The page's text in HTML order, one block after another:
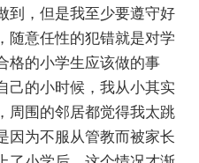
到，但是我至少要遵守好
随意任性的犯错就是对学
格的小学生应该做的事
己的小时候，我从小其实
周围的邻居都觉得我太跳
因为不服从管教而被家长